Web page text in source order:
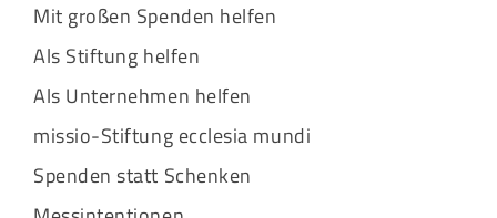
Mit großen Spenden helfen
Als Stiftung helfen
Als Unternehmen helfen
missio-Stiftung ecclesia mundi
Spenden statt Schenken